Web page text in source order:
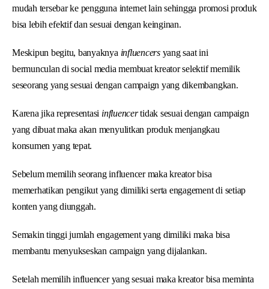
mudah tersebar ke pengguna internet lain sehingga promosi produk
bisa lebih efektif dan sesuai dengan keinginan.
Meskipun begitu, banyaknya influencersyang saat ini
bermunculan di social media membuat kreator selektif memilik
seseorang yang sesuai dengan campaign yang dikembangkan.
Karena jika representasi influencertidak sesuai dengan campaign
yang dibuat maka akan menyulitkan produk menjangkau
konsumen yang tepat.
Sebelum memilih seorang influencer maka kreator bisa
memerhatikan pengikut yang dimiliki serta engagement di setiap
konten yang diunggah.
Semakin tinggi jumlah engagement yang dimiliki maka bisa
membantu menyukseskan campaign yang dijalankan.
Setelah memilih influencer yang sesuai maka kreator bisa meminta